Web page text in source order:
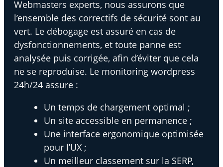
Webmasters experts, nous assurons que
l’ensemble des correctifs de sécurité sont au
vert. Le débogage est assuré en cas de
dysfonctionnements, et toute panne est
analysée puis corrigée, afin d’éviter que cela
ne se reproduise. Le monitoring wordpress
24h/24 assure :
Un temps de chargement optimal ;
Un site accessible en permanence ;
Une interface ergonomique optimisée
pour l’UX ;
Un meilleur classement sur la SERP,